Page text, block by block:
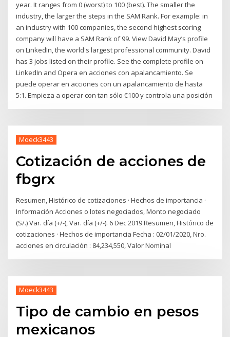
year. It ranges from 0 (worst) to 100 (best). The smaller the
industry, the larger the steps in the SAM Rank. For example: in
an industry with 100 companies, the second highest scoring
company will have a SAM Rank of 99. View David May’s profile
on LinkedIn, the world's largest professional community. David
has 3 jobs listed on their profile. See the complete profile on
LinkedIn and Opera en acciones con apalancamiento. Se
puede operar en acciones con un apalancamiento de hasta
5:1. Empieza a operar con tan sólo €100 y controla una posición
Moeck3443
Cotización de acciones de
fbgrx
Resumen, Histórico de cotizaciones · Hechos de importancia ·
Información Acciones o lotes negociados, Monto negociado
(S/.) Var. día (+/-), Var. día (+/-). 6 Dec 2019 Resumen, Histórico de
cotizaciones · Hechos de importancia Fecha : 02/01/2020, Nro.
acciones en circulación : 84,234,550, Valor Nominal
Moeck3443
Tipo de cambio en pesos
mexicanos